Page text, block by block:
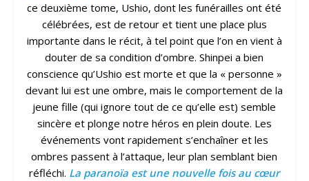
ce deuxième tome, Ushio, dont les funérailles ont été
célébrées, est de retour et tient une place plus
importante dans le récit, à tel point que l’on en vient à
douter de sa condition d’ombre. Shinpei a bien
conscience qu’Ushio est morte et que la « personne »
devant lui est une ombre, mais le comportement de la
jeune fille (qui ignore tout de ce qu’elle est) semble
sincère et plonge notre héros en plein doute. Les
événements vont rapidement s’enchaîner et les
ombres passent à l’attaque, leur plan semblant bien
réfléchi. La paranoïa est une nouvelle fois au cœur